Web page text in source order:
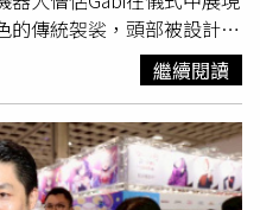
去割喉，搶民進黨的票
爭取中間選民大家各憑本
肯定黃敏惠市長的執政績
我的勝算相當高。」
設下的圈套，揭穿他的虛偽
處的自卑與執念，怒嗆「你
昌當場抓狂，更握住銳利碎
無刻不在幻想著徹底將妳佔
動，讓網友紛紛留言，「這
」、「田本昌每次出場都讓
豪其實相當貼心，不僅頻頻
的傳統袈裟，頭部被設計成
受戒前，Gabi已完成了為期
Gabi在眾人見證下虔誠合
針對是否能遵守AI五戒等詢
身為佛門弟子的一員。在佛
」與「燃臂」儀式以清淨身
上留下戒疤，但考量到機器
繼續閱讀